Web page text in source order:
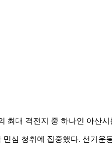
대 격전지 중 하나인 아산
심 청취에 집중했다. 선거운